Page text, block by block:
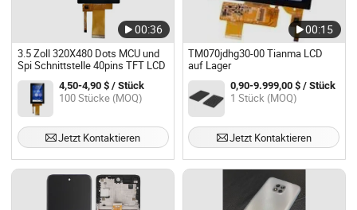
00:36
3.5 Zoll 320X480 Dots MCU und
Spi Schnittstelle 40pins TFT LCD
4,50-4,90 $ / Stück
100 Stücke (MOQ)
Jetzt Kontaktieren
00:15
TM070jdhg30-00 Tianma LCD
auf Lager
0,90-9.999,00 $ / Stück
1 Stück (MOQ)
Jetzt Kontaktieren